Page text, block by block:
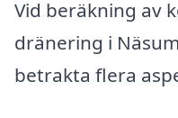
Vid beräkning av
dränering i
betrakta flera